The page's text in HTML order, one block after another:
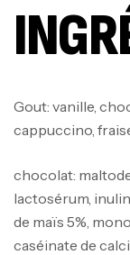
Gout: vanille,
cappuccino,
chocolat:
lactosérum,
de maïs 5%,
caséinate de